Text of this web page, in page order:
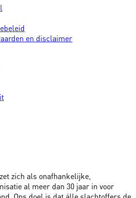
en disclaimer
zich als onafhankelijke,
al meer dan 30 jaar in voor